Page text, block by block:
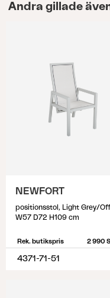
Andra gillade
NEWFORT
W57 D72 H109 cm
Rek. butikspris 2 990
4371-71-51